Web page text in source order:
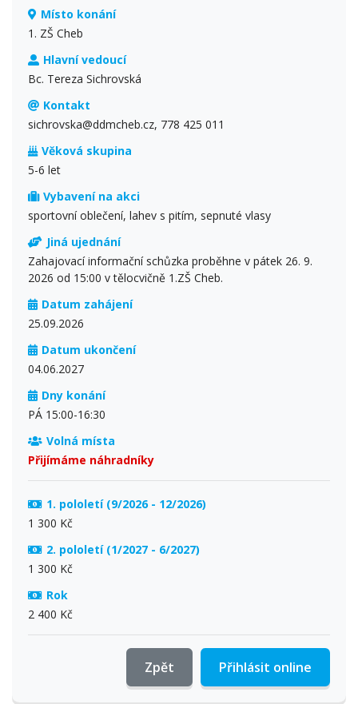
Místo konání
1. ZŠ Cheb
Hlavní vedoucí
Bc. Tereza Sichrovská
Kontakt
sichrovska@ddmcheb.cz, 778 425 011
Věková skupina
5-6 let
Vybavení na akci
sportovní oblečení, lahev s pitím, sepnuté vlasy
Jiná ujednání
Zahajovací informační schůzka proběhne v pátek 26. 9.
2026 od 15:00 v tělocvičně 1.ZŠ Cheb.
Datum zahájení
25.09.2026
Datum ukončení
04.06.2027
Dny konání
PÁ 15:00-16:30
Volná místa
Přijímáme náhradníky
1. pololetí (9/2026 - 12/2026)
1 300 Kč
2. pololetí (1/2027 - 6/2027)
1 300 Kč
Rok
2 400 Kč
Přihlásit online
Zpět